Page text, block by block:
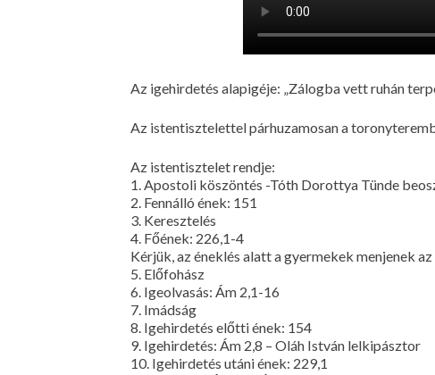
Az igehirdetés alapigéje: „Zálogba vett ruhán
Az istentisztelettel párhuzamosan a
Az istentisztelet rendje:
1. Apostoli köszöntés -Tóth Dorottya Tünde
2. Fennálló ének: 151
3. Keresztelés
4. Főének: 226,1-4
Kérjük, az éneklés alatt a gyermekek menjenek
5. Előfohász
6. Igeolvasás: Ám 2,1-16
7. Imádság
8. Igehirdetés előtti ének: 154
9. Igehirdetés: Ám 2,8 – Oláh István lelkipásztor
10. Igehirdetés utáni ének: 229,1